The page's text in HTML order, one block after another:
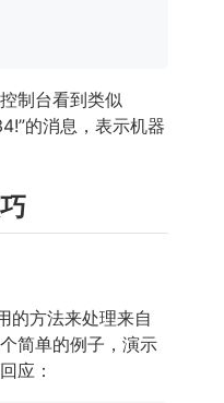
制台看到类似
的消息，表示机器
的方法来处理来自
简单的例子，演示
应：